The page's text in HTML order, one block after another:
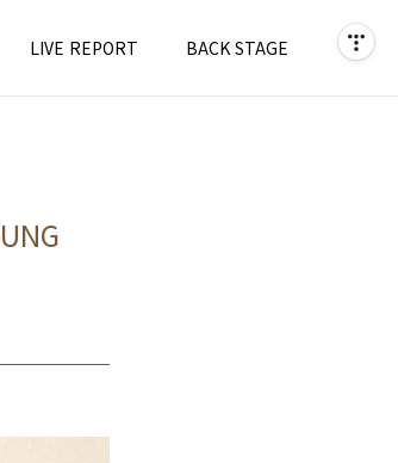
LIVE REPORT BACK STAGE